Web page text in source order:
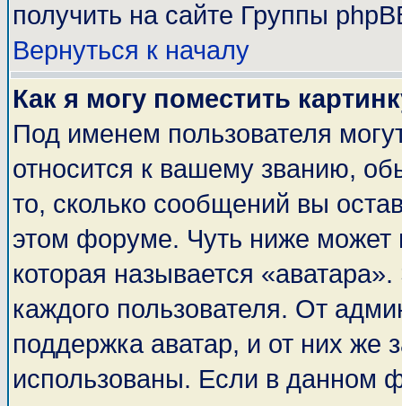
получить на сайте Группы
Вернуться к началу
Как я могу поместить
Под именем пользователя
относится к вашему званию,
то, сколько сообщений вы
этом форуме. Чуть ниже может
которая называется
каждого пользователя. От
поддержка аватар, и от них же
использованы. Если в данном